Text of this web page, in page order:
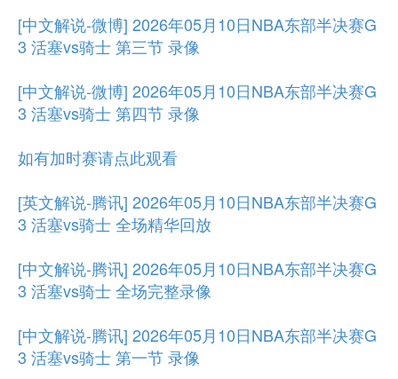
[中文解说-微博] 2026年05月10日NBA东部半决赛G
3 活塞vs骑士 第三节 录像
[中文解说-微博] 2026年05月10日NBA东部半决赛G
3 活塞vs骑士 第四节 录像
如有加时赛请点此观看
[英文解说-腾讯] 2026年05月10日NBA东部半决赛G
3 活塞vs骑士 全场精华回放
[中文解说-腾讯] 2026年05月10日NBA东部半决赛G
3 活塞vs骑士 全场完整录像
[中文解说-腾讯] 2026年05月10日NBA东部半决赛G
3 活塞vs骑士 第一节 录像